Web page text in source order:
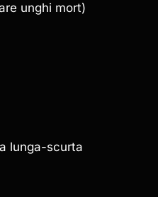
unghi mort)
lunga-scurta